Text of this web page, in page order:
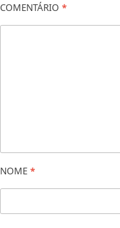
COMENTÁRIO *
NOME *